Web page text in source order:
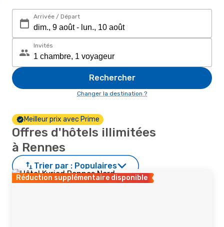
Arrivée / Départ
Invités
Rechercher
Changer la destination ?
Meilleur prix avec Prime
Offres d'hôtels illimitées
à Rennes
Trier par : Populaires
Réduction supplémentaire disponible